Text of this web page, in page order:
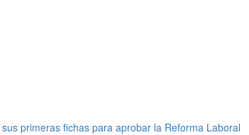
primeras fichas para aprobar la Reforma Laboral